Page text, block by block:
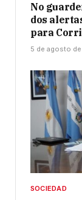
No
dos
para
5 de agosto
SOCIEDAD